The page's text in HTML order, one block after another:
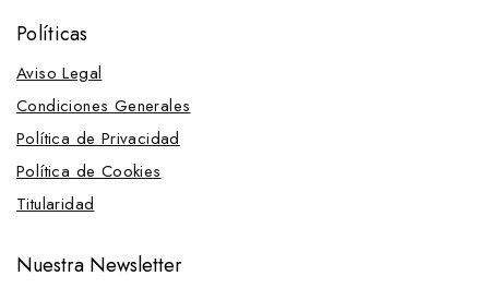
Políticas
Aviso Legal
Condiciones Generales
Política de Privacidad
Política de Cookies
Titularidad
Nuestra Newsletter